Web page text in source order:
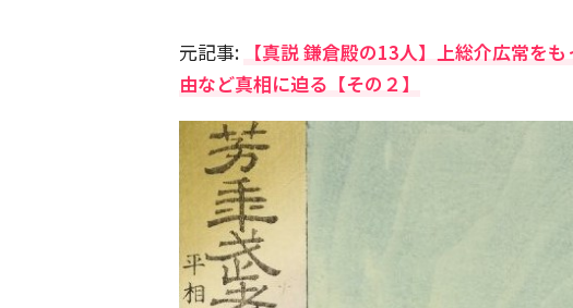
元記事: 【真説 鎌倉殿の13人】上総介広常を
由など真相に迫る【その２】